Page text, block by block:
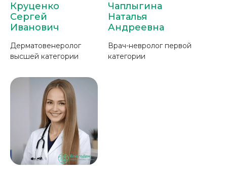
Круценко
Сергей
Иванович
Дерматовенеролог
высшей категории
Чаплыгина
Наталья
Андреевна
Врач-невролог первой
категории